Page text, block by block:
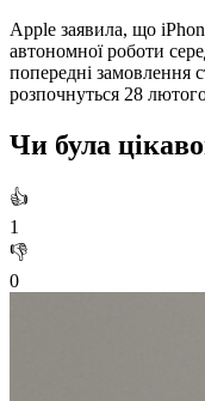
Apple заявила, що
автономної роботи
попередні замовлення
розпочнуться 28
Чи була
👍
1
👎
0